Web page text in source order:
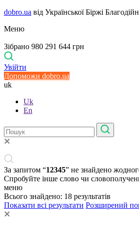
dobro.ua від Української Біржі
Меню
Зібрано 980 291 644 грн
Увійти
Допоможи dobro.ua
uk
Uk
En
За запитом “12345” не знайдено
Спробуйте інше слово чи
меню
Всього знайдено: 18 результатів
Показати всі результати Розширений